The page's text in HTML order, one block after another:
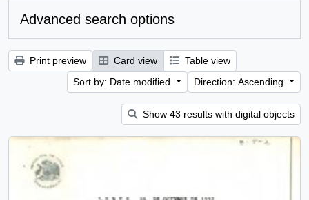
Advanced search options
Print preview Card view
Table view
Sort by: Date modified
Direction: Ascending
Show 43 results with digital objects